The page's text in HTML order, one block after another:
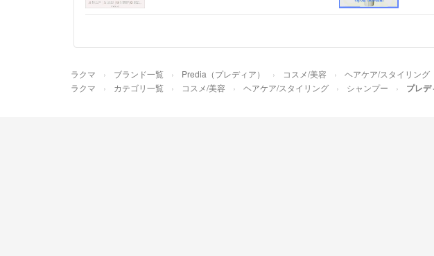
ラクマ ブランド一覧 Predia（プレディア） コスメ/美容 ヘアケア/スタイリング
ラクマ カテゴリ一覧 コスメ/美容 ヘアケア/スタイリング シャンプー プレ